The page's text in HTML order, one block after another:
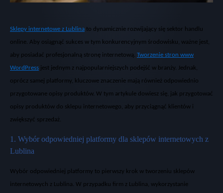
Sklepy internetowe z Lublina to dynamicznie rozwijający się sektor handlu
online. Aby osiągnąć sukces w tym konkurencyjnym środowisku, ważne jest,
aby posiadać profesjonalną stronę internetową. Tworzenie stron www
WordPress jest jednym z najpopularniejszych podejść w branży. Jednak,
oprócz samej platformy, kluczowe znaczenie mają również odpowiednio
przygotowane opisy produktów. W tym artykule dowiesz się, jak przygotować
opisy produktów do sklepu internetowego, aby przyciągnąć klientów i
zwiększyć sprzedaż.
1. Wybór odpowiedniej platformy dla sklepów internetowych z
Lublina
Wybór odpowiedniej platformy to pierwszy krok w tworzeniu sklepów
internetowych z Lublina. W przypadku firm z Lublina, wykorzystanie